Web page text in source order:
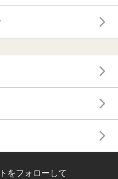
をフォローして